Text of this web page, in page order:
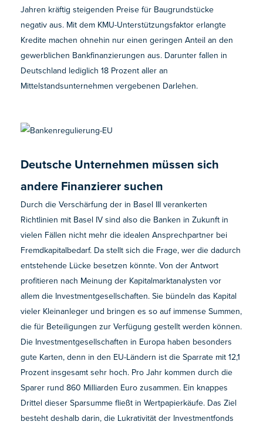
Jahren kräftig steigenden Preise für Baugrundstücke
negativ aus. Mit dem KMU-Unterstützungsfaktor erlangte
Kredite machen ohnehin nur einen geringen Anteil an den
gewerblichen Bankfinanzierungen aus. Darunter fallen in
Deutschland lediglich 18 Prozent aller an
Mittelstandsunternehmen vergebenen Darlehen.
Deutsche Unternehmen müssen sich
andere Finanzierer suchen
Durch die Verschärfung der in Basel III verankerten
Richtlinien mit Basel IV sind also die Banken in Zukunft in
vielen Fällen nicht mehr die idealen Ansprechpartner bei
Fremdkapitalbedarf. Da stellt sich die Frage, wer die dadurch
entstehende Lücke besetzen könnte. Von der Antwort
profitieren nach Meinung der Kapitalmarktanalysten vor
allem die Investmentgesellschaften. Sie bündeln das Kapital
vieler Kleinanleger und bringen es so auf immense Summen,
die für Beteiligungen zur Verfügung gestellt werden können.
Die Investmentgesellschaften in Europa haben besonders
gute Karten, denn in den EU-Ländern ist die Sparrate mit 12,1
Prozent insgesamt sehr hoch. Pro Jahr kommen durch die
Sparer rund 860 Milliarden Euro zusammen. Ein knappes
Drittel dieser Sparsumme fließt in Wertpapierkäufe. Das Ziel
besteht deshalb darin, die Lukrativität der Investmentfonds